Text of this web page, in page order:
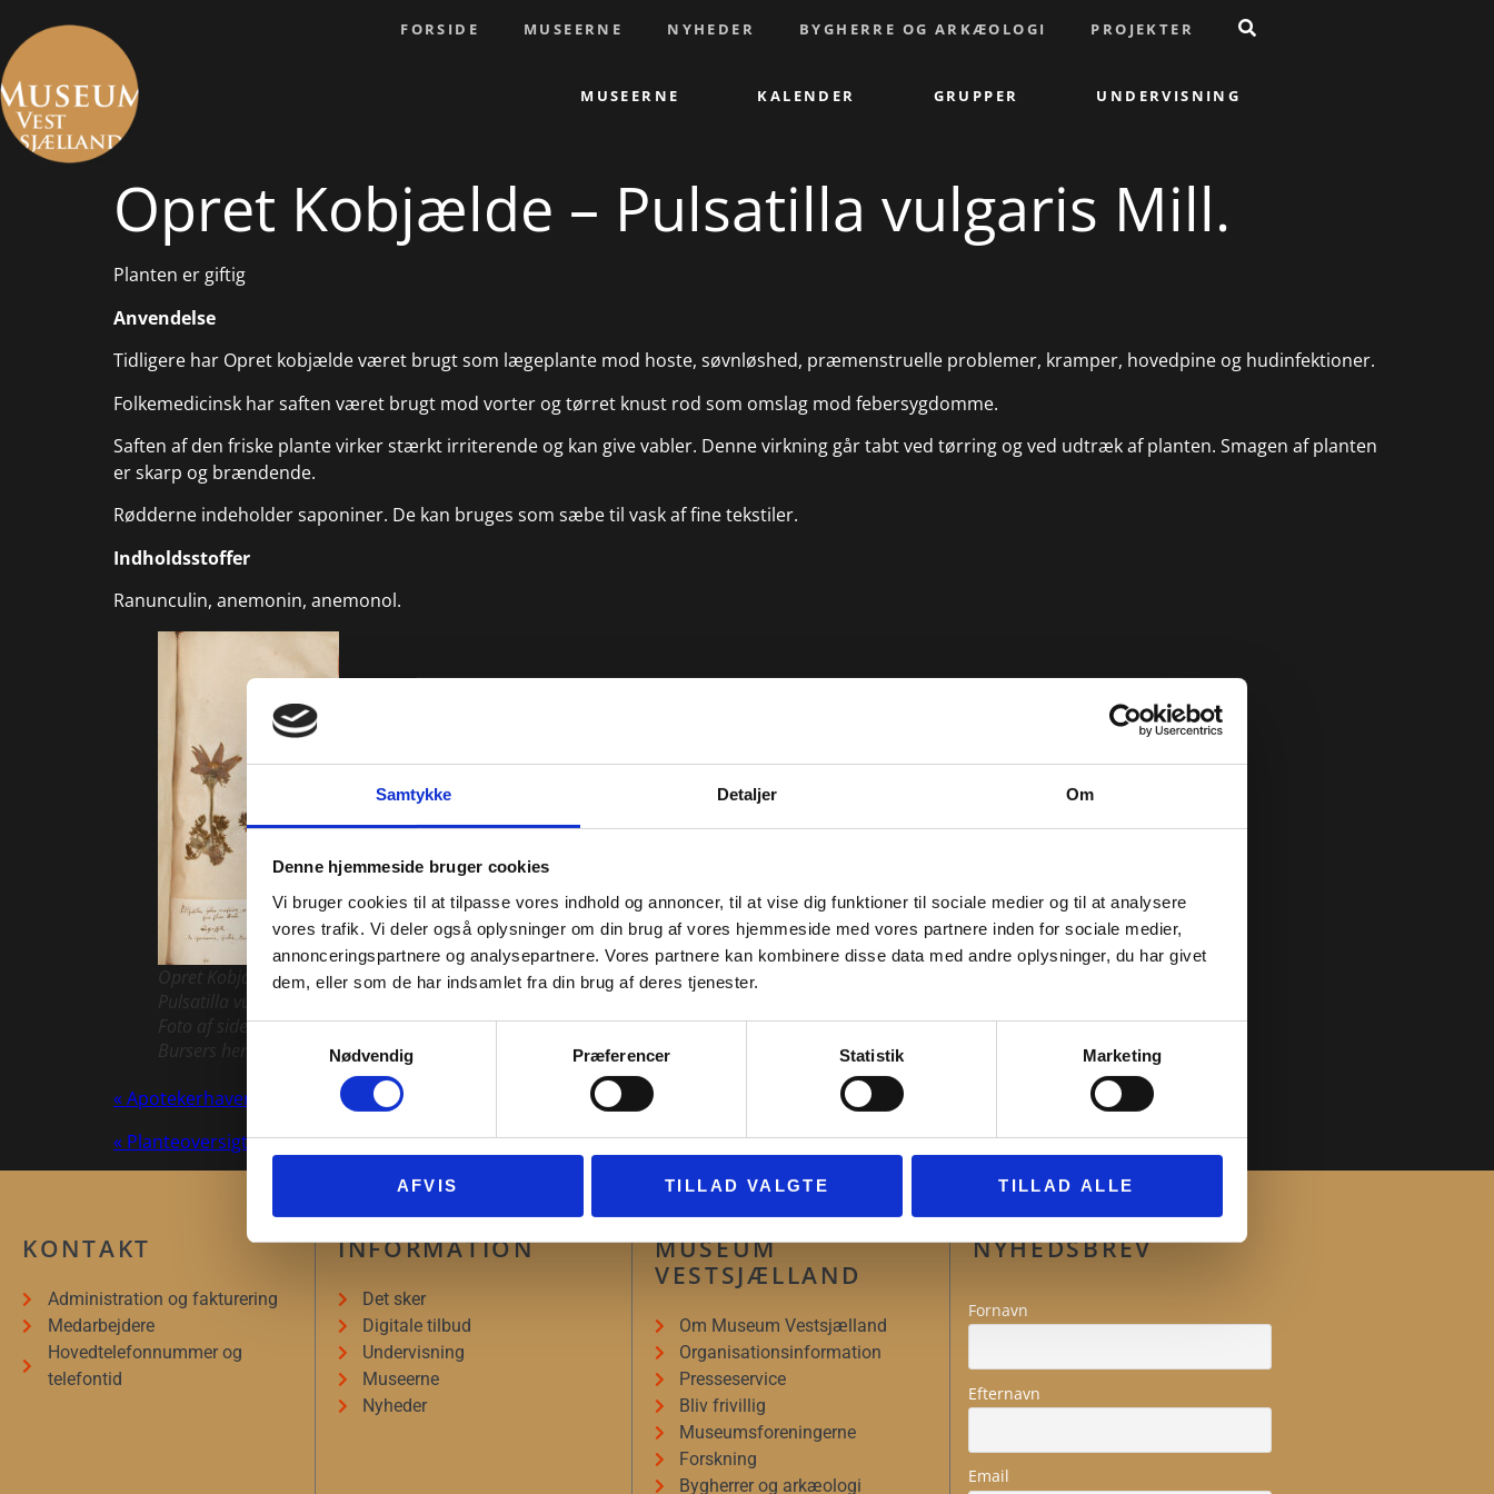
Samtykke Detaljer Om
Denne hjemmeside bruger cookies
Vi bruger cookies til at tilpasse vores indhold og annoncer, til at vise dig funktioner til sociale medier og til at analysere
vores trafik. Vi deler også oplysninger om din brug af vores hjemmeside med vores partnere inden for sociale medier,
annonceringspartnere og analysepartnere. Vores partnere kan kombinere disse data med andre oplysninger, du har givet
dem, eller som de har indsamlet fra din brug af deres tjenester.
Nødvendig
Præferencer Statistik Marketing
AFVIS TILLAD VALGTE TILLAD ALLE
FORSIDE MUSEERNE NYHEDER BYGHERRE OG ARKÆOLOGI PROJEKTER
MUSEERNE KALENDER GRUPPER UNDERVISNING
Opret Kobjælde – Pulsatilla vulgaris Mill.
Planten er giftig
Anvendelse
Tidligere har Opret kobjælde været brugt som lægeplante mod hoste, søvnløshed, præmenstruelle problemer, kramper, hovedpine og hudinfektioner.
Folkemedicinsk har saften været brugt mod vorter og tørret knust rod som omslag mod febersygdomme.
Saften af den friske plante virker stærkt irriterende og kan give vabler. Denne virkning går tabt ved tørring og ved udtræk af planten. Smagen af planten
er skarp og brændende.
Rødderne indeholder saponiner. De kan bruges som sæbe til vask af fine tekstiler.
Indholdsstoffer
Ranunculin, anemonin, anemonol.
Opret Kobjælde
Pulsatilla vulgaris Mill.
Foto af side i Joachim
Bursers herbarium.
« Apotekerhaven
« Planteoversigt
KONTAKT
Administration og fakturering
Medarbejdere
Hovedtelefonnummer og
telefontid
INFORMATION
Det sker
Digitale tilbud
Undervisning
Museerne
Nyheder
MUSEUM
VESTSJÆLLAND
Om Museum Vestsjælland
Organisationsinformation
Presseservice
Bliv frivillig
Museumsforeningerne
Forskning
Bygherrer og arkæologi
NYHEDSBREV
Fornavn
Efternavn
Email